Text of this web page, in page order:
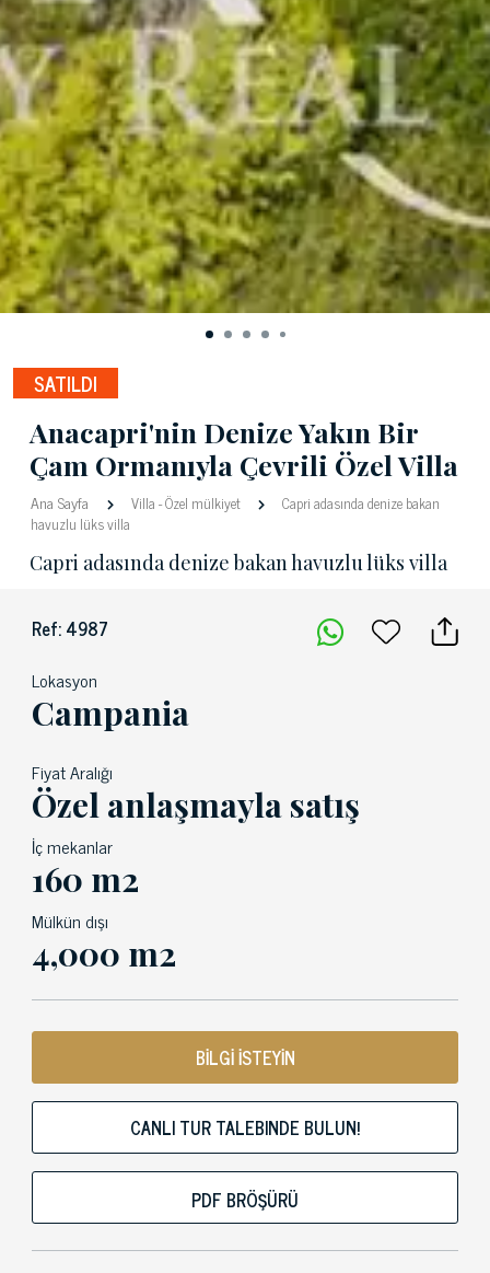
SATILDI
Anacapri'nin Denize Yakın Bir
Çam Ormanıyla Çevrili Özel Villa
Ana Sayfa Villa-Özel mülkiyet
Capri adasında denize bakan
havuzlu lüks villa
Capri adasında denize bakan havuzlu lüks villa
Ref: 4987
Lokasyon
Campania
Fiyat Aralığı
Özel anlaşmayla satış
İç mekanlar
160 m2
Mülkün dışı
4,000 m2
BİLGİ İSTEYİN
CANLI TUR TALEBINDE BULUN!
PDF BRÖŞÜRÜ